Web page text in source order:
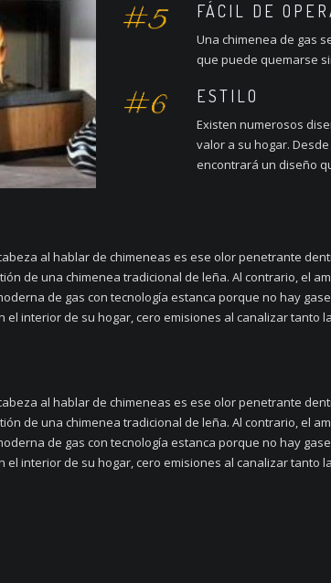
FÁCIL DE
Una chimenea de gas
que puede quemarse
ESTILO
Existen numerosos
valor a su hogar.
encontrará un diseño
al hablar de chimeneas es ese olor penetrante
de una chimenea tradicional de leña. Al contrario, el
de gas con tecnología estanca porque no hay
el interior de su hogar, cero emisiones al canalizar tanto
al hablar de chimeneas es ese olor penetrante
de una chimenea tradicional de leña. Al contrario, el
de gas con tecnología estanca porque no hay
el interior de su hogar, cero emisiones al canalizar tanto